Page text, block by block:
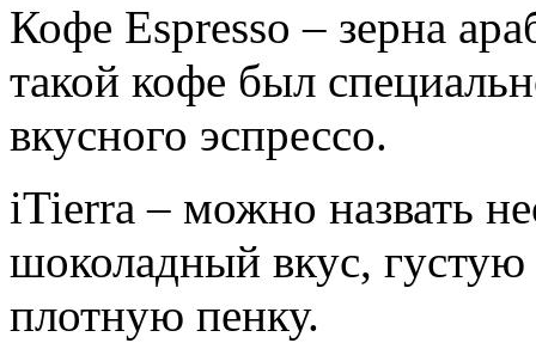
Кофе Espresso – зерна
такой кофе был
вкусного эспрессо.
iTierra – можно назвать
шоколадный вкус,
плотную пенку.